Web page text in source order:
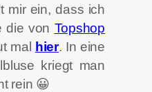
mir ein, dass ich
die von Topshop
mal
hier. In eine
kriegt man
rein 😀